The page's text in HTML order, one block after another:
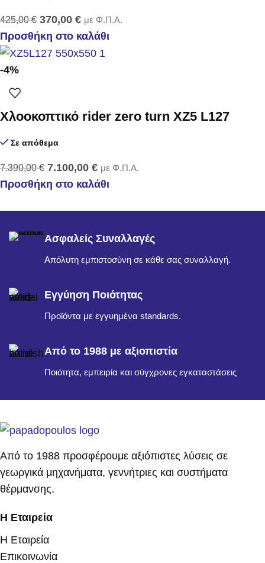
425,00€ 370,00 € με Φ.Π.Α.
Προσθήκη στο καλάθι
-4%
Χλοοκοπτικό rider zero turn XZ5 L127
Σε απόθεμα
7.390,00€ 7.100,00 € με Φ.Π.Α.
Προσθήκη στο καλάθι
Ασφαλείς Συναλλαγές
Απόλυτη εμπιστοσύνη σε κάθε σας συναλλαγή.
Εγγύηση Ποιότητας
Προϊόντα με εγγυημένα standards.
Από το 1988 με αξιοπιστία
Ποιότητα, εμπειρία και σύγχρονες εγκαταστάσεις
Από το 1988 προσφέρουμε αξιόπιστες λύσεις σε
γεωργικά μηχανήματα, γεννήτριες και συστήματα
θέρμανσης.
Η Εταιρεία
Η Εταιρεία
Επικοινωνία